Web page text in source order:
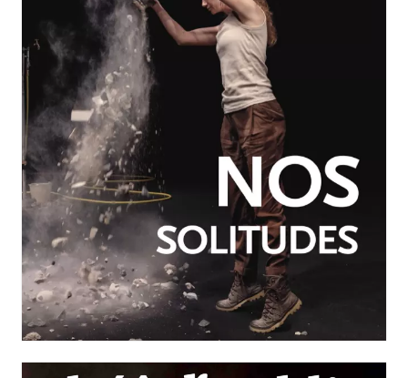
JUILLET-SEPTEMBRE 2026
N°260
Nos solitudes